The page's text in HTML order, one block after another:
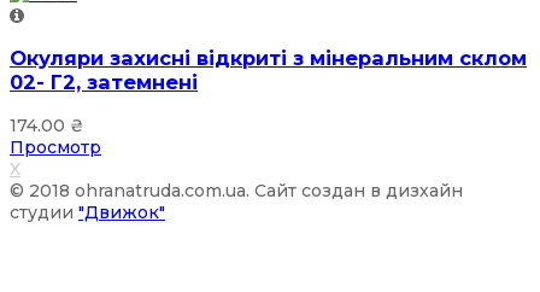
Окуляри захисні відкриті з мінеральним склом
02- Г2, затемнені
174.00 ₴
Просмотр
X
© 2018 ohranatruda.com.ua. Сайт создан в дизхайн
студии "Движок"